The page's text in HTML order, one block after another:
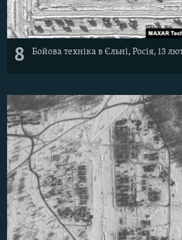
8 Бойова техніка в Єльні, Росія, 13